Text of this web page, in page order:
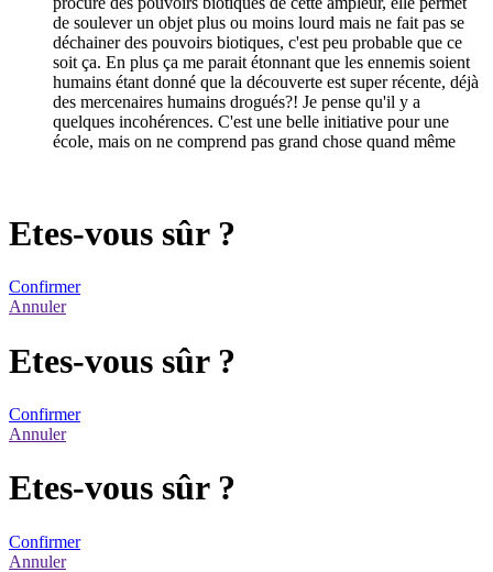
de soulever un objet plus ou moins lourd mais ne fait pas se
déchainer des pouvoirs biotiques, c'est peu probable que ce
soit ça. En plus ça me parait étonnant que les ennemis soient
humains étant donné que la découverte est super récente, déjà
des mercenaires humains drogués?! Je pense qu'il y a
quelques incohérences. C'est une belle initiative pour une
école, mais on ne comprend pas grand chose quand même
Etes-vous sûr ?
Confirmer
Annuler
Etes-vous sûr ?
Confirmer
Annuler
Etes-vous sûr ?
Confirmer
Annuler